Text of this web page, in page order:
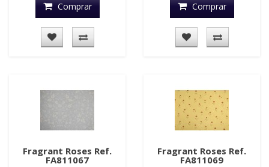
Comprar Comprar
Fragrant Roses Ref.
FA811067
Fragrant Roses Ref.
FA811069